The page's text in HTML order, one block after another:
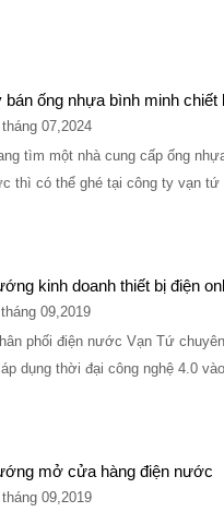
bán ống nhựa bình minh chiết
07,2024
tìm một nhà cung cấp ống
thì có thể ghé tại công ty vạn tứ
kinh doanh thiết bị điện
tháng 09,2019
phối điện nước Vạn Tứ
dụng thời đại công nghệ 4.0
mở cửa hàng điện nước
tháng 09,2019